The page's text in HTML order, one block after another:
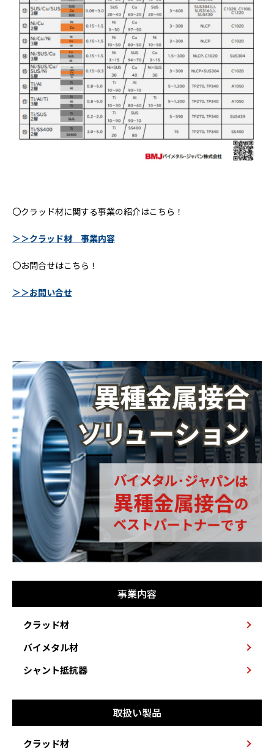
〇クラッド材に関する事業の紹介はこちら！
＞＞クラッド材 事業内容
〇お問合せはこちら！
＞＞お問い合せ
事業内容
クラッド材
バイメタル材
シャント抵抗器
取扱い製品
クラッド材